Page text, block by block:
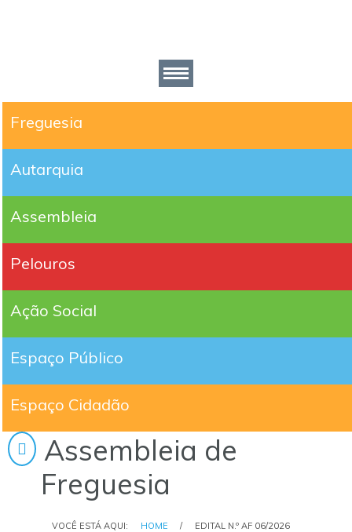
Freguesia
Autarquia
Assembleia
Pelouros
Ação Social
Espaço Público
Espaço Cidadão
Assembleia de
Freguesia
VOCÊ ESTÁ AQUI: HOME / EDITAL N.º AF 06/2026